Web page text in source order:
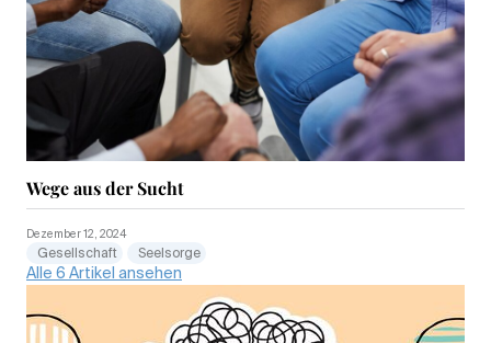
Wege aus der Sucht
Dezember 12, 2024
Gesellschaft Seelsorge
Alle 6 Artikel ansehen